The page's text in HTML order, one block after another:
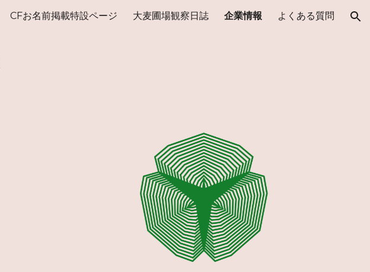
Skip to navigation
CFお名前掲載特設ページ 大麦圃場観察日誌 企業情報 よくある質問